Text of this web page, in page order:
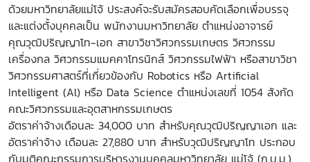
ด้วยมหาวิทยาลัยแม่โจ้ ประสงค์จะรับสมัครสอบคัดเลือกเพื่อบรรจุ
และแต่งตั้งบุคคลเป็น พนักงานมหาวิทยาลัย ตำแหน่งอาจารย์
คุณวุฒิปริญญาโท-เอก สาขาวิชาวิศวกรรมเกษตร วิศวกรรม
เครื่องกล วิศวกรรมแมคคาโทรนิกส์ วิศวกรรมไฟฟ้า หรือสาขาวิชา
วิศวกรรมศาสตร์ที่เกี่ยวข้องกับ Robotics หรือ Artificial
Intelligent (Al) หรือ Data Science ตำแหน่งเลขที่ 1054 สังกัด
คณะวิศวกรรมและอุตสาหกรรมเกษตร
อัตราค่าจ้างเดือนละ 34,000 บาท สำหรับคุณวุฒิปริญญาเอก และ
อัตราค่าจ้าง เดือนละ 27,880 บาท สำหรับวุฒิปริญญาโท ประกอบ
กับมติคณะกรรมการบริหารงานบุคคลมหาวิทยาลัย แม่โจ้ (ก.บ.ม.)